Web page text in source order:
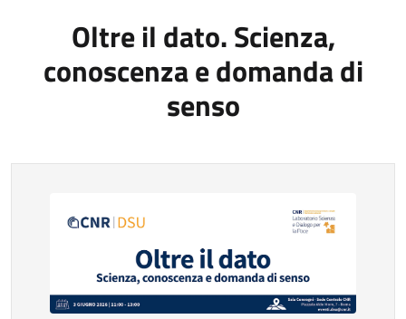
Oltre il dato. Scienza,
conoscenza e domanda di
senso